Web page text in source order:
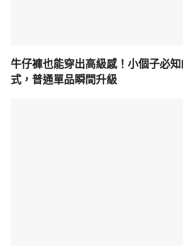
牛仔褲也能穿出高級感！小個子必
式，普通單品瞬間升級